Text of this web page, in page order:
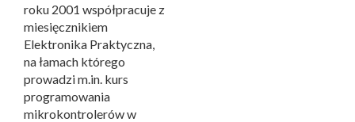
roku 2001 współpracuje z
miesięcznikiem
Elektronika Praktyczna,
na łamach którego
prowadzi m.in. kurs
programowania
mikrokontrolerów w